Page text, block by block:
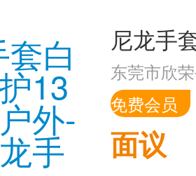
东莞市欣
免费会员
面议